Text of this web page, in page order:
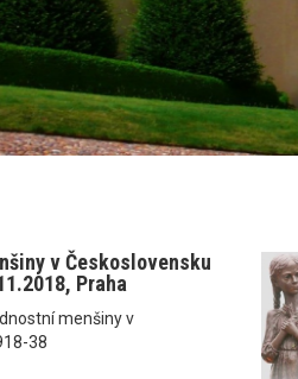
v Československu
Praha
menšiny v
38